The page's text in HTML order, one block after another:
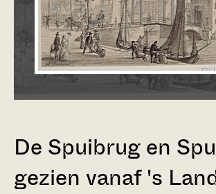
De Spuibrug en
gezien vanaf 's